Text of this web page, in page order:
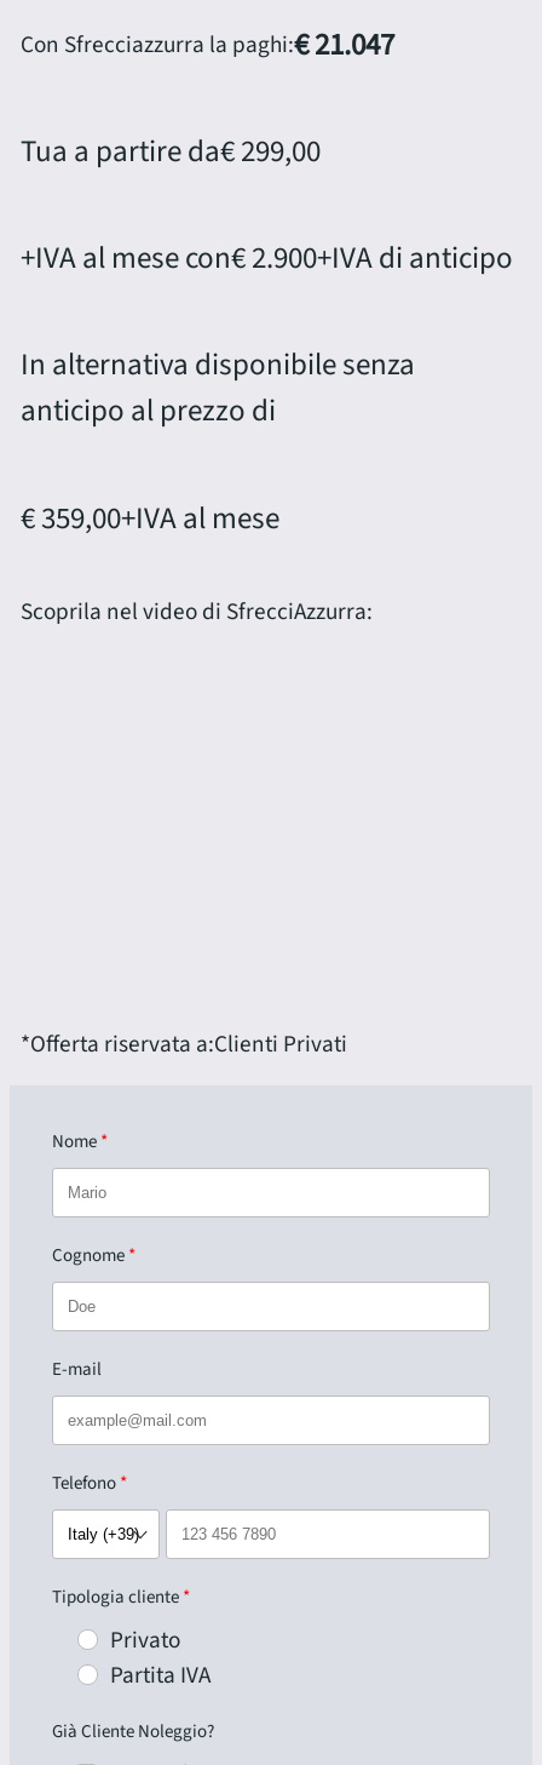
Con Sfrecciazzurra la paghi:€ 21.047
Tua a partire da€ 299,00
+IVA al mese con€ 2.900+IVA di anticipo
In alternativa disponibile senza
anticipo al prezzo di
€ 359,00+IVA al mese
Scoprila nel video di SfrecciAzzurra:
*Offerta riservata a:Clienti Privati
Nome
Cognome
E-mail
Telefono
Tipologia cliente
Privato
Partita IVA
Già Cliente Noleggio?